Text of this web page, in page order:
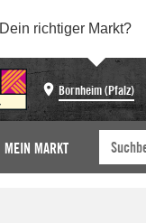
Dein richtiger Markt?
Bornheim (Pfalz)
MEIN MARKT